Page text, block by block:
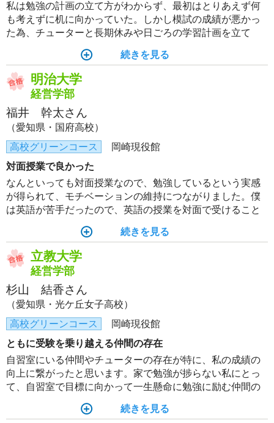
私は勉強の計画の立て方がわからず、最初はとりあえず何
も考えずに机に向かっていた。しかし模試の成績が悪かっ
た為、チューターと長期休みや日ごろの学習計画を立て
率的に勉強するようになり、模試の偏差値も上がった。
続きを見る
明治大学
経営学部
福井 幹太さん
（愛知県・国府高校）
高校グリーンコース
岡崎現役館
対面授業で良かった
なんといっても対面授業なので、勉強しているという実感
が得られて、モチベーションの維持につながりました。僕
は英語が苦手だったので、英語の授業を対面で受けること
続きを見る
立教大学
経営学部
杉山 結香さん
（愛知県・光ケ丘女子高校）
高校グリーンコース
岡崎現役館
ともに受験を乗り越える仲間の存在
自習室にいる仲間やチューターの存在が特に、私の成績の
向上に繋がったと思います。家で勉強が捗らない私にとっ
て、自習室で目標に向かって一生懸命に勉強に励む仲間の
に、親身になって相談に乗ってくださったチューターの存
続きを見る